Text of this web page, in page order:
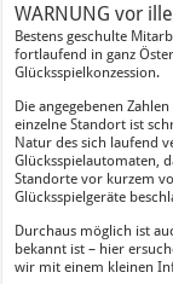
WARNUNG vor
Bestens geschulte
fortlaufend in ganz
Glücksspielkonzession.
Die angegebenen
einzelne Standort ist
Natur des sich laufend
Glücksspielautomaten,
Standorte vor kurzem
Glücksspielgeräte
Durchaus möglich ist
bekannt ist – hier
wir mit einem kleinen